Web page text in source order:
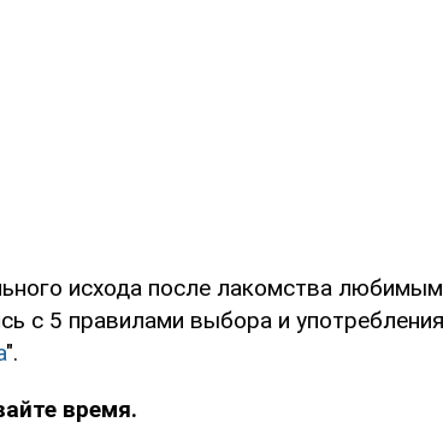
исхода после лакомства
с 5 правилами выбора и
".
время.